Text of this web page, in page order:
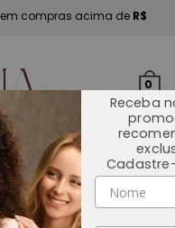
em compras acima de R$
0
Receba